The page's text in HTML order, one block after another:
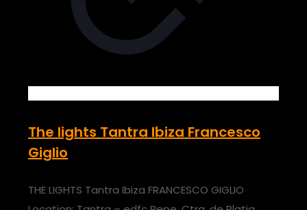
The lights Tantra Ibiza Francesco
Giglio
THE LIGHTS Tantra Ibiza FRANCESCO GIGLIO